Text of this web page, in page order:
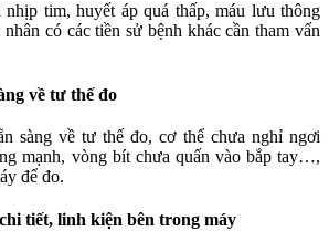
tim, huyết áp quá thấp, máu lưu thông
có các tiền sử bệnh khác cần tham vấn
về tư thế đo
sàng về tư thế đo, cơ thể chưa nghỉ ngơi
mạnh, vòng bít chưa quấn vào bắp tay…,
để đo.
tiết, linh kiện bên trong máy